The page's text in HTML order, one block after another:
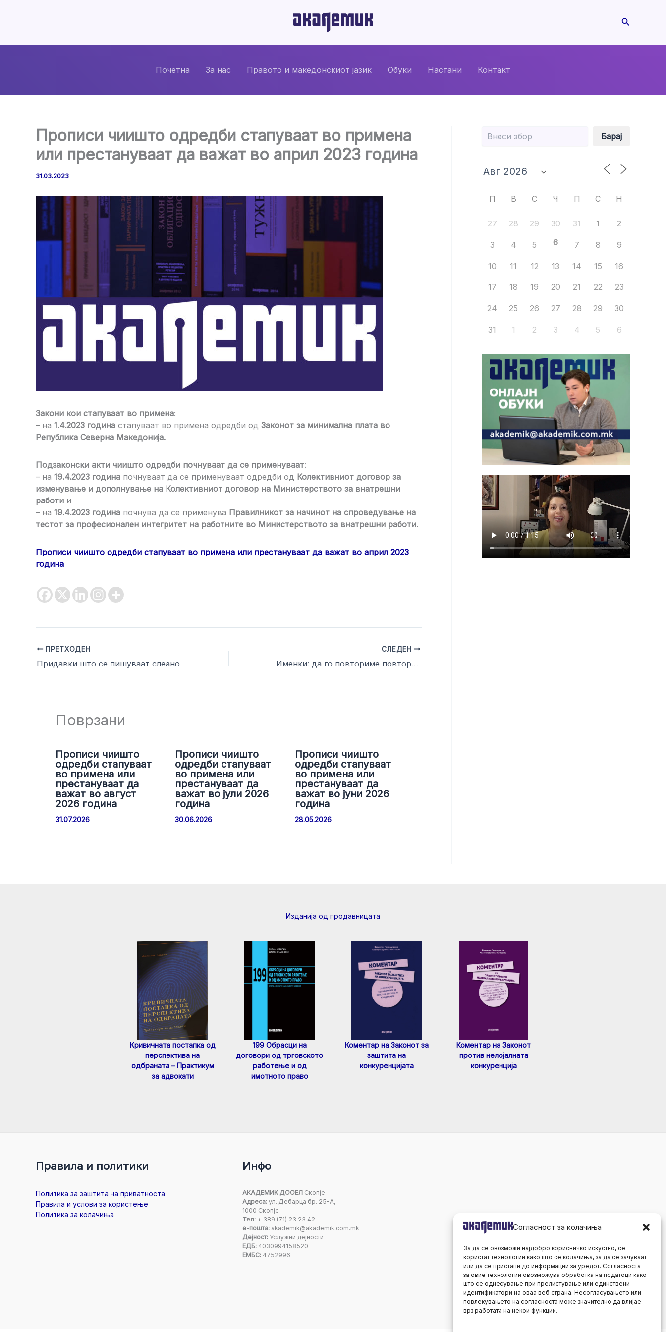
Согласност за колачиња
За да се овозможи најдобро корисничко искуство, се
користат технологии како што се колачиња, за да се зачуваат
или да се пристапи до информации за уредот. Согласноста
за овие технологии овозможува обработка на податоци како
што се однесување при прелистување или единствени
идентификатори на оваа веб страна. Несогласувањето или
повлекувањето на согласноста може значително да влијае
врз работата на некои функции.
Search
Почетна За нас Правото и македонскиот јазик Обуки Настани Контакт
Прописи чиишто одредби стапуваат во примена
или престануваат да важат во април 2023 година
31.03.2023
Закони кои стапуваат во примена:
– на 1.4.2023 година стапуваат во примена одредби од Законот за минимална плата во
Република Северна Македонија.
Подзаконски акти чиишто одредби почнуваат да се применуваат:
– на 19.4.2023 година почнуваат да се применуваат одредби од Колективниот договор за
изменување и дополнување на Колективниот договор на Министерството за внатрешни
работи и
– на 19.4.2023 година почнува да се применува Правилникот за начинот на спроведување на
тестот за професионален интегритет на работните во Министерството за внатрешни работи.
Прописи чиишто одредби стапуваат во примена или престануваат да важат во април 2023
година
ПРЕТХОДЕН
Придавки што се пишуваат слеано
СЛЕДЕН
Именки: да го повториме повтореното
Поврзани
Прописи чиишто
одредби стапуваат
во примена или
престануваат да
важат во август
2026 година
31.07.2026
Прописи чиишто
одредби стапуваат
во примена или
престануваат да
важат во јули 2026
година
30.06.2026
Прописи чиишто
одредби стапуваат
во примена или
престануваат да
важат во јуни 2026
година
28.05.2026
Барај
П В С Ч П С Н
27 28 29 30 31 1 2
3 4 5 6 7 8 9
10 11 12 13 14 15 16
17 18 19 20 21 22 23
24 25 26 27 28 29 30
31 1 2 3 4 5 6
Изданија од продавницата
Кривичната постапка од
перспектива на
одбраната – Практикум
за адвокати
199 Обрасци на
договори од трговското
работење и од
имотното право
Коментар на Законот за
заштита на
конкуренцијата
Коментар на Законот
против нелојалната
конкуренција
Правила и политики
Политика за заштита на приватноста
Правила и услови за користење
Политика за колачиња
Инфо
АКАДЕМИК ДООЕЛСкопје
Адреса:ул. Дебарца бр. 25-А,
1000 Скопје
Тел:+ 389 (71) 23 23 42
е-пошта:akademik@akademik.com.mk
Дејност:Услужни дејности
ЕДБ:4030994158520
ЕМБС:4752996